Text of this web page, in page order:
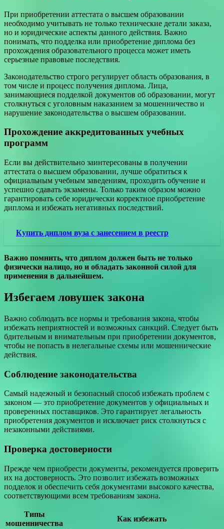
При приобретении аттестата о высшем образовании
необходимо учитывать не только технические детали заказа,
но и юридические аспекты данного действия. Важно
понимать, что подделка или приобретение диплома без
прохождения образовательного процесса может иметь
серьезные правовые последствия.
Законодательство строго регулирует область образования, в
том числе и процесс получения диплома. Лица,
занимающиеся подделкой документов об образовании, могут
столкнуться с уголовным наказанием за мошенничество и
нарушение законодательства о высшем образовании.
Прохождение аккредитованных учебных
программ
Если вы действительно заинтересованы в получении
аттестата о высшем образовании, лучше обратиться к
официальным учебным заведениям, проходить обучение и
успешно сдавать экзамены. Только таким образом можно
гарантировать себе юридически корректное приобретение
диплома и избежать негативных последствий.
Купить диплом вуза с занесением в реестр
Важно помнить, что диплом должен быть не только
физически налицо, но и обладать законной силой для
применения в дальнейшем.
Избегаем ловушек закона
Важно соблюдать все нормы и требования закона, чтобы
избежать неприятностей и возможных санкций. Следует быть
бдительным и внимательным при приобретении документов,
чтобы не попасть в нелегальные схемы или мошеннические
действия.
Соблюдение законодательства
Самый надежный и безопасный способ избежать проблем с
законом — это приобретение документов у официальных и
проверенных поставщиков. Это гарантирует легальность
приобретения документов и исключает риск столкнуться с
незаконными действиями.
Проверка достоверности
Прежде чем приобрести документы, рекомендуется проверить
их на достоверность. Это позволит избежать возможных
подделок и обеспечить себя документами высокого качества,
соответствующими всем требованиям закона.
Типы
мошенничества
Как избежать